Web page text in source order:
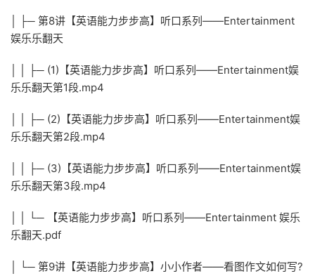
│ ├─ 第8讲【英语能力步步高】听口系列——Entertainment
娱乐乐翻天
│ │ ├─ (1)【英语能力步步高】听口系列——Entertainment娱
乐乐翻天第1段.mp4
│ │ ├─ (2)【英语能力步步高】听口系列——Entertainment娱
乐乐翻天第2段.mp4
│ │ ├─ (3)【英语能力步步高】听口系列——Entertainment娱
乐乐翻天第3段.mp4
│ │ └─ 【英语能力步步高】听口系列——Entertainment 娱乐
乐翻天.pdf
│ └─ 第9讲【英语能力步步高】小小作者——看图作文如何写?